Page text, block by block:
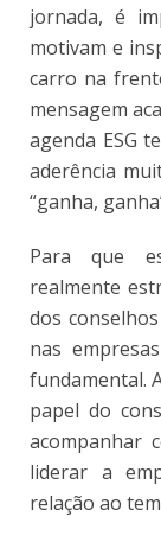
jornada, é
motivam e
carro na
mensagem
agenda ESG
aderência
“ganha,
Para que
realmente
dos
nas
fundamental.
papel do
acompanhar
liderar a
relação ao